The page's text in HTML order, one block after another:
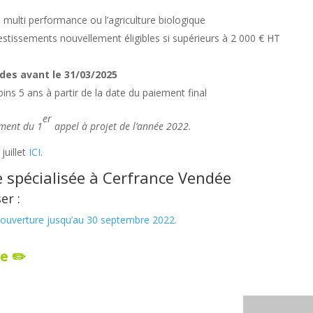
performance ou l’agriculture biologique
nouvellement éligibles si supérieurs à 2 000 € HT
avant le 31/03/2025
5 ans à partir de la date du paiement final
du 1
er
appel à projet de l’année 2022.
juillet ICI.
à Cerfrance Vendée
:
jusqu’au 30 septembre 2022.
✏️